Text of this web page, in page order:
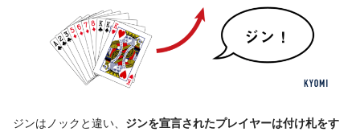
ジンはノックと違い、 ジンを宣言されたプレイヤーは付け札をす